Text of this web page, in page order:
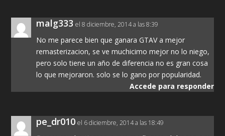
malg333 el 8 diciembre, 2014 a las 8:39
No me parece bien que ganara GTAV a mejor
remasterizacion, se ve muchicimo mejor no lo niego,
pero solo tiene un año de diferencia no es gran cosa
lo que mejoraron. solo se lo gano por popularidad.
Accede para responder
pe_dr010 el 6 diciembre, 2014 a las 18:49